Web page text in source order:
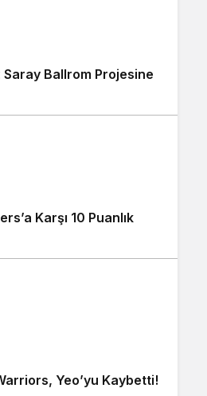
Saray Ballrom Projesine
Karşı 10 Puanlık
Yeo’yu Kaybetti!